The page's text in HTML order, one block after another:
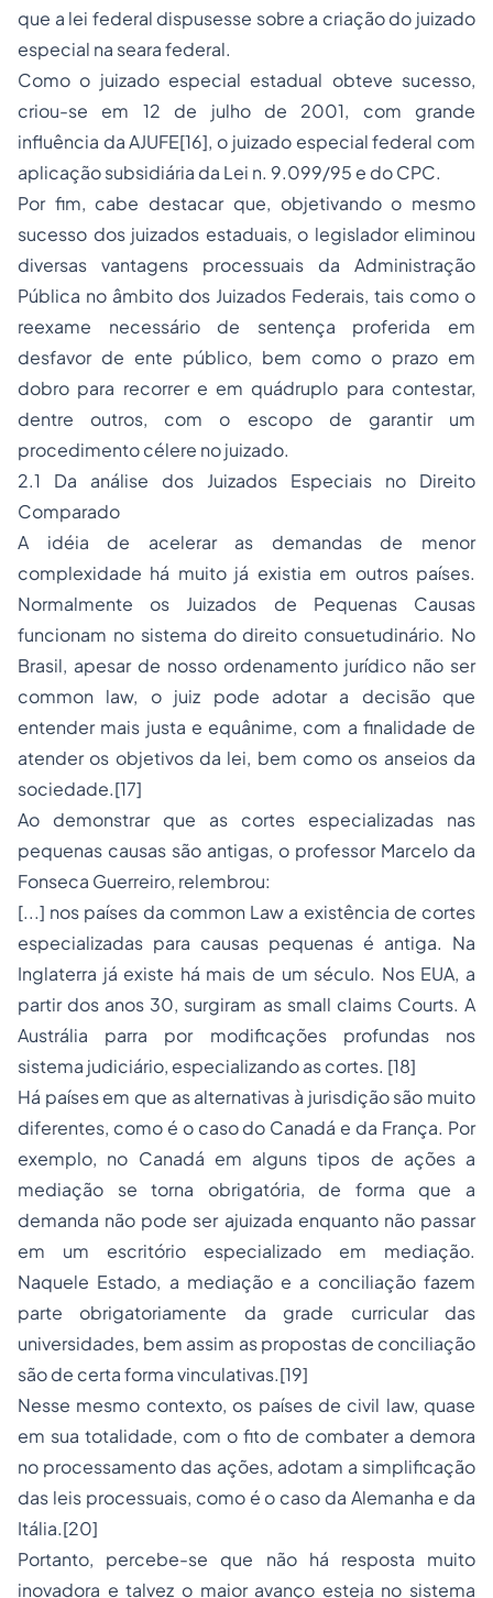
que a lei federal dispusesse sobre a criação do juizado
especial na seara federal.
Como o juizado especial estadual obteve sucesso,
criou-se em 12 de julho de 2001, com grande
influência da AJUFE[16], o juizado especial federal com
aplicação subsidiária da Lei n. 9.099/95 e do CPC.
Por fim, cabe destacar que, objetivando o mesmo
sucesso dos juizados estaduais, o legislador eliminou
diversas vantagens processuais da Administração
Pública no âmbito dos Juizados Federais, tais como o
reexame necessário de sentença proferida em
desfavor de ente público, bem como o prazo em
dobro para recorrer e em quádruplo para contestar,
dentre outros, com o escopo de garantir um
procedimento célere no juizado.
2.1 Da análise dos Juizados Especiais no Direito
Comparado
A idéia de acelerar as demandas de menor
complexidade há muito já existia em outros países.
Normalmente os Juizados de Pequenas Causas
funcionam no sistema do direito consuetudinário. No
Brasil, apesar de nosso ordenamento jurídico não ser
common law, o juiz pode adotar a decisão que
entender mais justa e equânime, com a finalidade de
atender os objetivos da lei, bem como os anseios da
sociedade.[17]
Ao demonstrar que as cortes especializadas nas
pequenas causas são antigas, o professor Marcelo da
Fonseca Guerreiro, relembrou:
[...] nos países da common Law a existência de cortes
especializadas para causas pequenas é antiga. Na
Inglaterra já existe há mais de um século. Nos EUA, a
partir dos anos 30, surgiram as small claims Courts. A
Austrália parra por modificações profundas nos
sistema judiciário, especializando as cortes. [18]
Há países em que as alternativas à jurisdição são muito
diferentes, como é o caso do Canadá e da França. Por
exemplo, no Canadá em alguns tipos de ações a
mediação se torna obrigatória, de forma que a
demanda não pode ser ajuizada enquanto não passar
em um escritório especializado em mediação.
Naquele Estado, a mediação e a conciliação fazem
parte obrigatoriamente da grade curricular das
universidades, bem assim as propostas de conciliação
são de certa forma vinculativas.[19]
Nesse mesmo contexto, os países de civil law, quase
em sua totalidade, com o fito de combater a demora
no processamento das ações, adotam a simplificação
das leis processuais, como é o caso da Alemanha e da
Itália.[20]
Portanto, percebe-se que não há resposta muito
inovadora e talvez o maior avanço esteja no sistema